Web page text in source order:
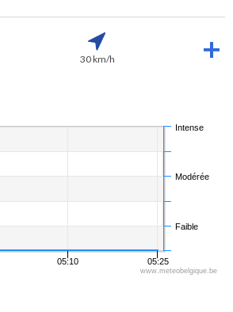
30 km/h
05:10 05:25
Faible
Modérée
Intense
www.meteobelgique.be